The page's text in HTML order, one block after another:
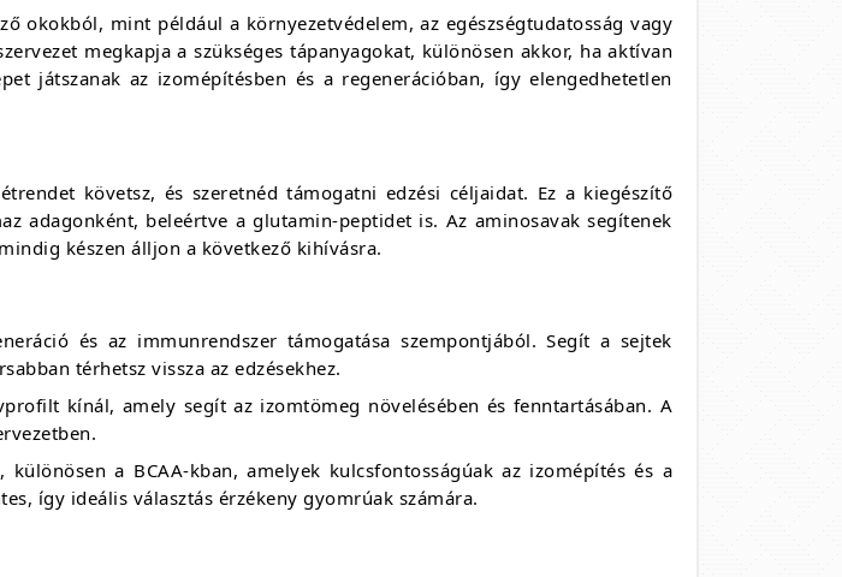
okokból, mint például a környezetvédelem, az egészségtudatosság vagy
megkapja a szükséges tápanyagokat, különösen akkor, ha aktívan
játszanak az izomépítésben és a regenerációban, így elengedhetetlen
követsz, és szeretnéd támogatni edzési céljaidat. Ez a kiegészítő
adagonként, beleértve a glutamin-peptidet is. Az aminosavak segítenek
készen álljon a következő kihívásra.
és az immunrendszer támogatása szempontjából. Segít a sejtek
térhetsz vissza az edzésekhez.
kínál, amely segít az izomtömeg növelésében és fenntartásában. A
különösen a BCAA-kban, amelyek kulcsfontosságúak az izomépítés és a
így ideális választás érzékeny gyomrúak számára.